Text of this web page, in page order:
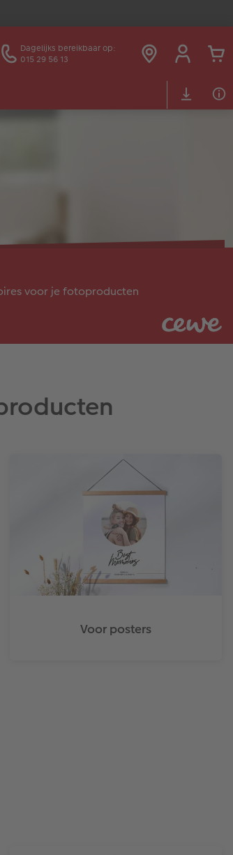
Dagelijks bereikbaar op:
015 29 56 13
voor je fotoproducten
Voor posters